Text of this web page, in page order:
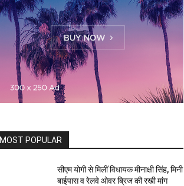
MOST POPULAR
सीएम योगी से मिलीं विधायक मीनाक्षी सिंह, मिनी
बाईपास व रेलवे ओवर ब्रिज की रखी मांग